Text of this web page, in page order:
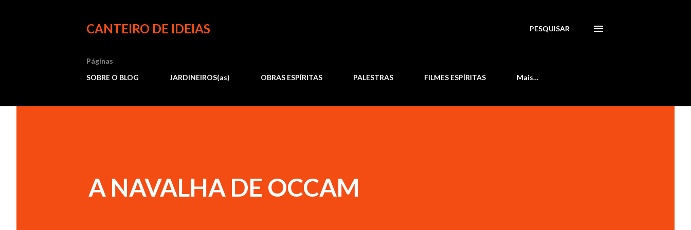
CANTEIRO DE IDEIAS PESQUISAR
Páginas
SOBRE O BLOG
JARDINEIROS(as) OBRAS ESPÍRITAS PALESTRAS FILMES ESPÍRITAS Mais…
A NAVALHA DE OCCAM